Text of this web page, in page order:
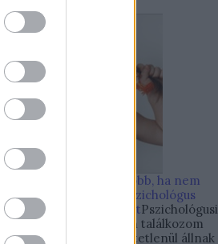
10 nevelési hiba, amit jobb, ha nem
követsz el szülőként
Pszichológus
Online Schrammel IvettPszichológusi
munkám során gyakran találkozom
olyan szülőkkel, akik értetlenül állnak